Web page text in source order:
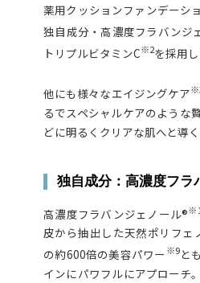
薬用クッションファンデーシ
独自成分・高濃度フラバンジ
トリプルビタミンC※2を採用し
他にも様々なエイジングケア
るでスペシャルケアのような
どに明るくクリアな肌へと導く
独自成分：高濃度フ
高濃度フラバンジェノール®※1
皮から抽出した天然ポリフェ
の約600倍の美容パワー ※9と
インにパワフルにアプローチ